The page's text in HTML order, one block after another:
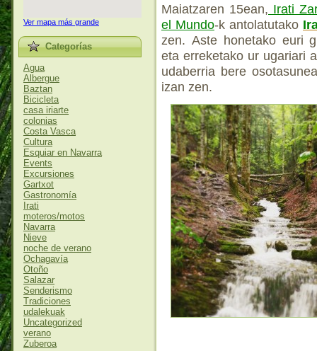
Ver mapa más grande
Categorías
Agua
Albergue
Baztan
Bicicleta
casa iriarte
colonias
Costa Vasca
Cultura
Esquiar en Navarra
Events
Excursiones
Gartxot
Gastronomía
Irati
moteros/motos
Navarra
Nieve
noche de verano
Ochagavía
Otoño
Salazar
Senderismo
Tradiciones
udalekuak
Uncategorized
verano
Zuberoa
Maiatzaren 15ean, Irati
el Mundo-k antolatutako
zen. Aste honetako euri
eta erreketako ur ugariari
udaberria bere
izan zen.